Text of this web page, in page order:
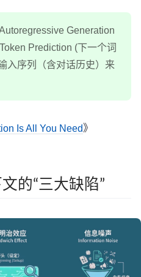
Generation
Prediction (下一个词
入序列（含对话历史）来
Is All You Need》
的“三大缺陷”